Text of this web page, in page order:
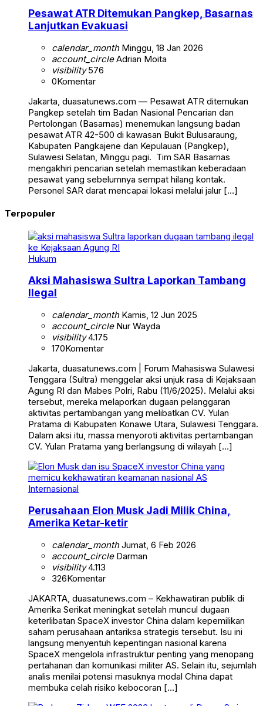
Pesawat ATR Ditemukan Pangkep, Basarnas
Lanjutkan Evakuasi
calendar_monthMinggu, 18 Jan 2026
account_circleAdrian Moita
visibility576
0Komentar
Jakarta, duasatunews.com — Pesawat ATR ditemukan
Pangkep setelah tim Badan Nasional Pencarian dan
Pertolongan (Basarnas) menemukan langsung badan
pesawat ATR 42-500 di kawasan Bukit Bulusaraung,
Kabupaten Pangkajene dan Kepulauan (Pangkep),
Sulawesi Selatan, Minggu pagi. Tim SAR Basarnas
mengakhiri pencarian setelah memastikan keberadaan
pesawat yang sebelumnya sempat hilang kontak.
Personel SAR darat mencapai lokasi melalui jalur […]
Terpopuler
Hukum
Aksi Mahasiswa Sultra Laporkan Tambang
Ilegal
calendar_monthKamis, 12 Jun 2025
account_circleNur Wayda
visibility4.175
170Komentar
Jakarta, duasatunews.com | Forum Mahasiswa Sulawesi
Tenggara (Sultra) menggelar aksi unjuk rasa di Kejaksaan
Agung RI dan Mabes Polri, Rabu (11/6/2025). Melalui aksi
tersebut, mereka melaporkan dugaan pelanggaran
aktivitas pertambangan yang melibatkan CV. Yulan
Pratama di Kabupaten Konawe Utara, Sulawesi Tenggara.
Dalam aksi itu, massa menyoroti aktivitas pertambangan
CV. Yulan Pratama yang berlangsung di wilayah […]
Internasional
Perusahaan Elon Musk Jadi Milik China,
Amerika Ketar-ketir
calendar_monthJumat, 6 Feb 2026
account_circleDarman
visibility4.113
326Komentar
JAKARTA, duasatunews.com – Kekhawatiran publik di
Amerika Serikat meningkat setelah muncul dugaan
keterlibatan SpaceX investor China dalam kepemilikan
saham perusahaan antariksa strategis tersebut. Isu ini
langsung menyentuh kepentingan nasional karena
SpaceX mengelola infrastruktur penting yang menopang
pertahanan dan komunikasi militer AS. Selain itu, sejumlah
analis menilai potensi masuknya modal China dapat
membuka celah risiko kebocoran […]